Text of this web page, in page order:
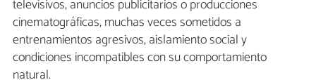
televisivos, anuncios publicitarios o producciones
cinematográficas, muchas veces sometidos a
entrenamientos agresivos, aislamiento social y
condiciones incompatibles con su comportamiento
natural.